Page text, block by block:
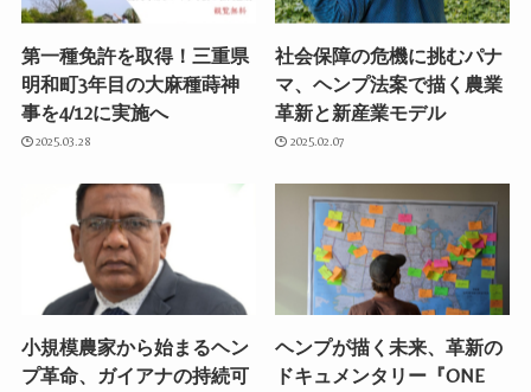
第一種免許を取得！三重県
明和町3年目の大麻種蒔神
事を4/12に実施へ
2025.03.28
社会保障の危機に挑むパナ
マ、ヘンプ法案で描く農業
革新と新産業モデル
2025.02.07
小規模農家から始まるヘン
プ革命、ガイアナの持続可
ヘンプが描く未来、革新の
ドキュメンタリー『ONE